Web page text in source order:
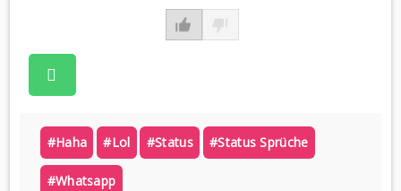
#haha #lol #status #status Sprüche
#whatsapp